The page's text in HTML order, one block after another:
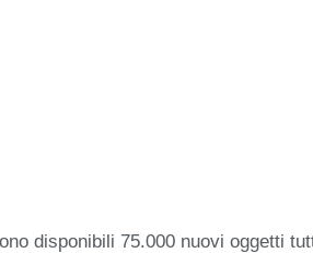
disponibili 75.000 nuovi oggetti